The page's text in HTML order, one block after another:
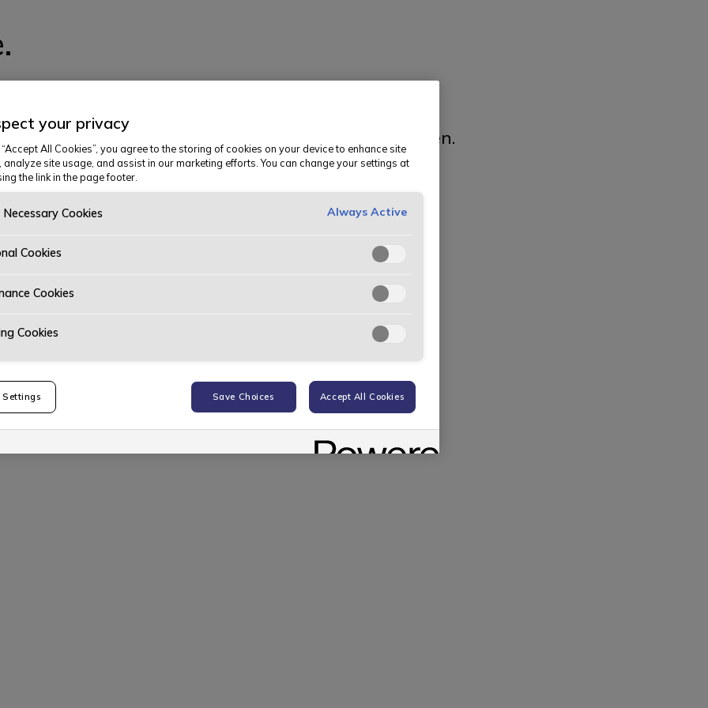
og vi klarte ikke å hente siden du ser etter.
å finne den i menyen. Vi beklager ubeleiligheten.
your privacy
All Cookies”, you agree to the storing of cookies on your device to enhance site
analyze site usage, and assist in our marketing efforts. You can change your settings at
the link in the page footer.
Cookies Always Active
Cookies
Cookies
Cookies
Settings Save Choices Accept All Cookies